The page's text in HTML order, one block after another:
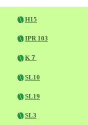
H15
IPR 103
K７
SL10
SL19
SL3